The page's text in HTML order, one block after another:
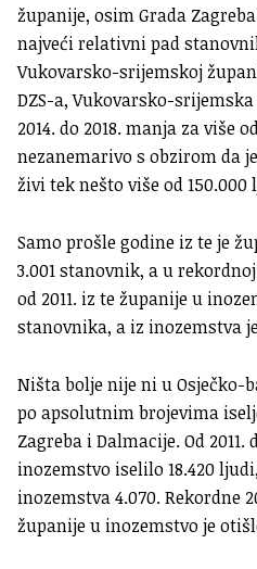
županije, osim Grada
najveći relativni pad
Vukovarsko-srijemskoj
DZS-a, Vukovarsko-
2014. do 2018. manja za više
nezanemarivo s obzirom da
živi tek nešto više od 150.000
Samo prošle godine iz te je
3.001 stanovnik, a u
od 2011. iz te županije u
stanovnika, a iz inozemstva
Ništa bolje nije ni u Osječko-
po apsolutnim brojevima
Zagreba i Dalmacije. Od 2011.
inozemstvo iselilo 18.420
inozemstva 4.070. Rekordne
županije u inozemstvo je